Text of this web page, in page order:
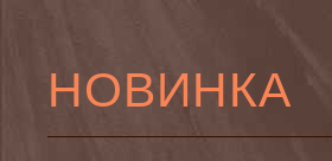
НОВИНКА